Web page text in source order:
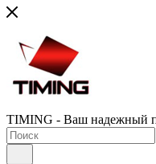
TIMING - Ваш надежный